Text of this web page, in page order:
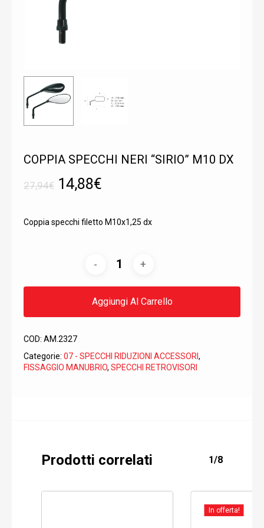
COPPIA SPECCHI NERI “SIRIO” M10 DX
27,94€ Il
originale
14,88€
attuale
14,88€.
Coppia specchi filetto M10x1,25 dx
Aggiungi Al Carrello
COD: AM.2327
Categorie: 07 - SPECCHI RIDUZIONI ACCESSORI,
FISSAGGIO MANUBRIO, SPECCHI RETROVISORI
Prodotti correlati 1/8
In offerta!